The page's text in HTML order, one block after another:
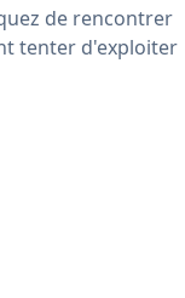
de rencontrer
tenter d'exploiter